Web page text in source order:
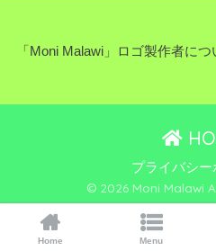
「Moni Malawi」ロゴ製作者につ
プライバシー
© 2026 Moni Malawi
Home Menu